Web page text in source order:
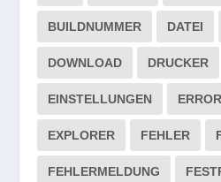
BUILDNUMMER DATEI
DOWNLOAD DRUCKER
EINSTELLUNGEN ERROR
EXPLORER FEHLER
FEHLERMELDUNG